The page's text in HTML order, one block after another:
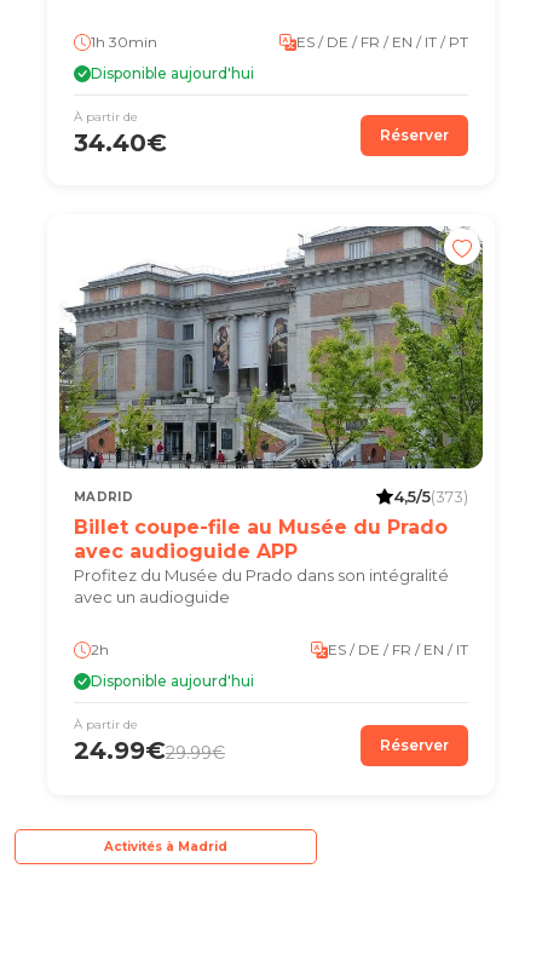
1h 30min
ES / DE / FR / EN / IT / PT
Disponible aujourd'hui
À partir de
34.40€ Réserver
MADRID 4,5/5(373)
Billet coupe-file au Musée du Prado
avec audioguide APP
Profitez du Musée du Prado dans son intégralité
avec un audioguide
2h
ES / DE / FR / EN / IT
Disponible aujourd'hui
À partir de
24.99€29.99€ Réserver
Activités à Madrid